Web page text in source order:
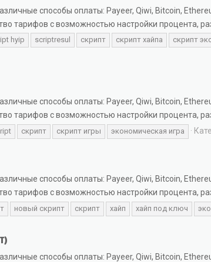
способы оплаты: Payeer, Qiwi, Bitcoin,
тарифов с возможностью настройки процента,
hyip scriptresul скрипт скрипт хайпа скрипт
способы оплаты: Payeer, Qiwi, Bitcoin,
тарифов с возможностью настройки процента,
скрипт скрипт игры экономическая игра
способы оплаты: Payeer, Qiwi, Bitcoin,
тарифов с возможностью настройки процента,
новый скрипт скрипт хайп хайп под ключ
способы оплаты: Payeer, Qiwi, Bitcoin,